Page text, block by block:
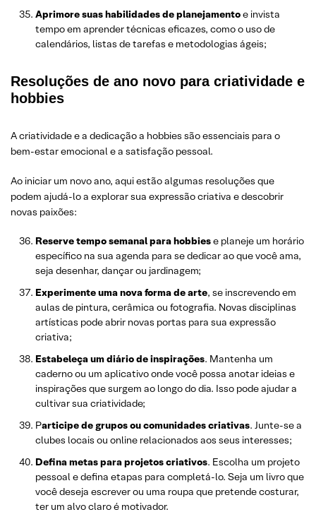
Aprimore suas habilidades de planejamentoe invista
tempo em aprender técnicas eficazes, como o uso de
calendários, listas de tarefas e metodologias ágeis;
Resoluções de ano novo para criatividade e
hobbies
A criatividade e a dedicação a hobbies são essenciais para o
bem-estar emocional e a satisfação pessoal.
Ao iniciar um novo ano, aqui estão algumas resoluções que
podem ajudá-lo a explorar sua expressão criativa e descobrir
novas paixões:
Reserve tempo semanal para hobbiese planeje um horário
específico na sua agenda para se dedicar ao que você ama,
seja desenhar, dançar ou jardinagem;
Experimente uma nova forma de arte, se inscrevendo em
aulas de pintura, cerâmica ou fotografia. Novas disciplinas
artísticas pode abrir novas portas para sua expressão
criativa;
Estabeleça um diário de inspirações. Mantenha um
caderno ou um aplicativo onde você possa anotar ideias e
inspirações que surgem ao longo do dia. Isso pode ajudar a
cultivar sua criatividade;
Participe de grupos ou comunidades criativas. Junte-se a
clubes locais ou online relacionados aos seus interesses;
Defina metas para projetos criativos. Escolha um projeto
pessoal e defina etapas para completá-lo. Seja um livro que
você deseja escrever ou uma roupa que pretende costurar,
ter um alvo claro é motivador.